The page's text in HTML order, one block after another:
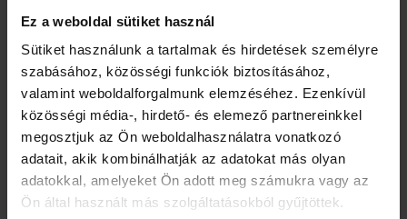
Ez a weboldal sütiket használ
Sütiket használunk a tartalmak és hirdetések személyre
szabásához, közösségi funkciók biztosításához,
valamint weboldalforgalmunk elemzéséhez. Ezenkívül
közösségi média-, hirdető- és elemező partnereinkkel
megosztjuk az Ön weboldalhasználatra vonatkozó
adatait, akik kombinálhatják az adatokat más olyan
adatokkal, amelyeket Ön adott meg számukra vagy az
Ön által használt más szolgáltatásokból gyűjtöttek.
Balesetmegelőzési Osztályának kiemelt főreferense.
Az„i-Cell Safe Drivers’ Competition ­– Az autós szakmák
közlekedésbiztonsági versenye 2014”elnevezésű programba
versenyzőt delegált a Waberer’s, a Vodafone, a Taxi 6X6, a
Gepárd Futárszolgálat és a Vértes Volán.
A Waberer’s képviselője üdvözölte a kezdeményezést. Európa
egyik legnagyobb közúti fuvarozó vállalata kiemelt figyelmet
szentel annak, hogy több mint 3000 járműszerelvénye a
közúti közlekedés szabályait betartva és biztonságosan